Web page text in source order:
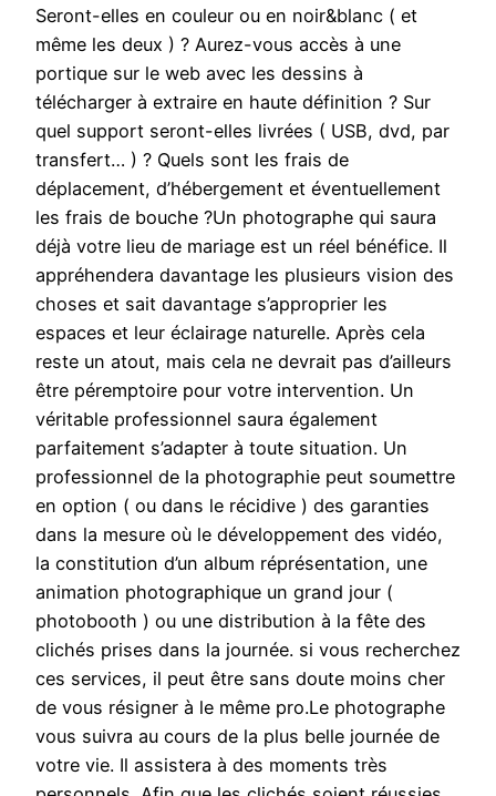
Seront-elles en couleur ou en noir&blanc ( et
même les deux ) ? Aurez-vous accès à une
portique sur le web avec les dessins à
télécharger à extraire en haute définition ? Sur
quel support seront-elles livrées ( USB, dvd, par
transfert… ) ? Quels sont les frais de
déplacement, d’hébergement et éventuellement
les frais de bouche ?Un photographe qui saura
déjà votre lieu de mariage est un réel bénéfice. Il
appréhendera davantage les plusieurs vision des
choses et sait davantage s’approprier les
espaces et leur éclairage naturelle. Après cela
reste un atout, mais cela ne devrait pas d’ailleurs
être péremptoire pour votre intervention. Un
véritable professionnel saura également
parfaitement s’adapter à toute situation. Un
professionnel de la photographie peut soumettre
en option ( ou dans le récidive ) des garanties
dans la mesure où le développement des vidéo,
la constitution d’un album réprésentation, une
animation photographique un grand jour (
photobooth ) ou une distribution à la fête des
clichés prises dans la journée. si vous recherchez
ces services, il peut être sans doute moins cher
de vous résigner à le même pro.Le photographe
vous suivra au cours de la plus belle journée de
votre vie. Il assistera à des moments très